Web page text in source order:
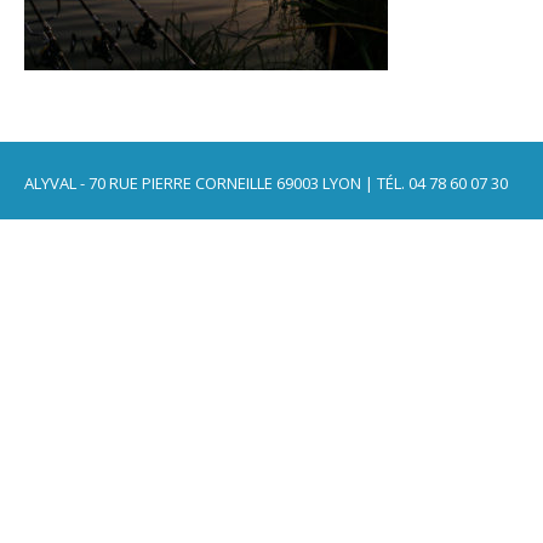
ALYVAL - 70 RUE PIERRE CORNEILLE 69003 LYON | TÉL. 04 78 60 07 30